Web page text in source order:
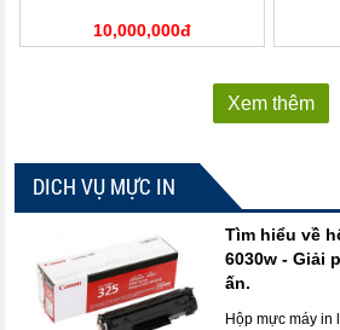
10,000,000đ
Xem thêm
DICH VỤ MỰC IN
Tìm hiểu về
6030w - Giải
ấn.
Hộp mực máy in